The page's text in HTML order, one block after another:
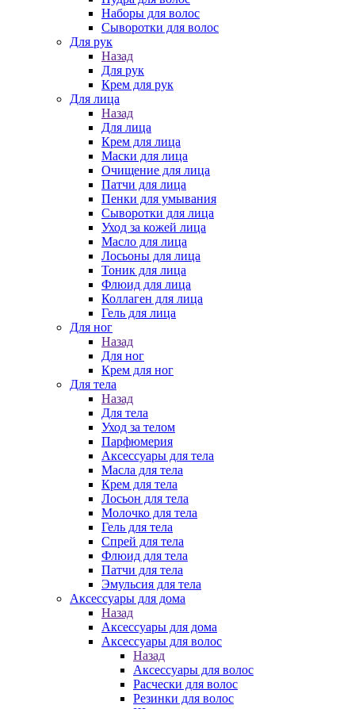
Наборы для волос
Сыворотки для волос
Для рук
Назад
Для рук
Крем для рук
Для лица
Назад
Для лица
Крем для лица
Маски для лица
Очищение для лица
Патчи для лица
Пенки для умывания
Сыворотки для лица
Уход за кожей лица
Масло для лица
Лосьоны для лица
Тоник для лица
Флюид для лица
Коллаген для лица
Гель для лица
Для ног
Назад
Для ног
Крем для ног
Для тела
Назад
Для тела
Уход за телом
Парфюмерия
Аксессуары для тела
Масла для тела
Крем для тела
Лосьон для тела
Молочко для тела
Гель для тела
Спрей для тела
Флюид для тела
Патчи для тела
Эмульсия для тела
Аксессуары для дома
Назад
Аксессуары для дома
Аксессуары для волос
Назад
Аксессуары для волос
Расчески для волос
Резинки для волос